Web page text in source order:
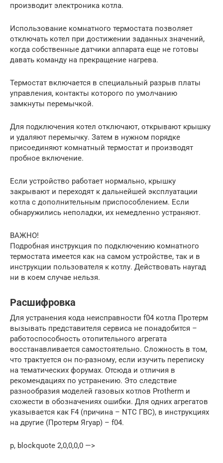
производит электроника котла.
Использование комнатного термостата позволяет
отключать котел при достижении заданных значений,
когда собственные датчики аппарата еще не готовы
давать команду на прекращение нагрева.
Термостат включается в специальный разрыв платы
управления, контакты которого по умолчанию
замкнуты перемычкой.
Для подключения котел отключают, открывают крышку
и удаляют перемычку. Затем в нужном порядке
присоединяют комнатный термостат и производят
пробное включение.
Если устройство работает нормально, крышку
закрывают и переходят к дальнейшей эксплуатации
котла с дополнительным приспособлением. Если
обнаружились неполадки, их немедленно устраняют.
ВАЖНО!
Подробная инструкция по подключению комнатного
термостата имеется как на самом устройстве, так и в
инструкции пользователя к котлу. Действовать наугад
ни в коем случае нельзя.
Расшифровка
Для устранения кода неисправности f04 котла Протерм
вызывать представителя сервиса не понадобится –
работоспособность отопительного агрегата
восстанавливается самостоятельно. Сложность в том,
что трактуется он по-разному, если изучить переписку
на тематических форумах. Отсюда и отличия в
рекомендациях по устранению. Это следствие
разнообразия моделей газовых котлов Protherm и
схожести в обозначениях ошибки. Для одних агрегатов
указывается как F4 (причина – NTC ГВС), в инструкциях
на другие (Протерм Ягуар) – f04.
p, blockquote 2,0,0,0,0 —>